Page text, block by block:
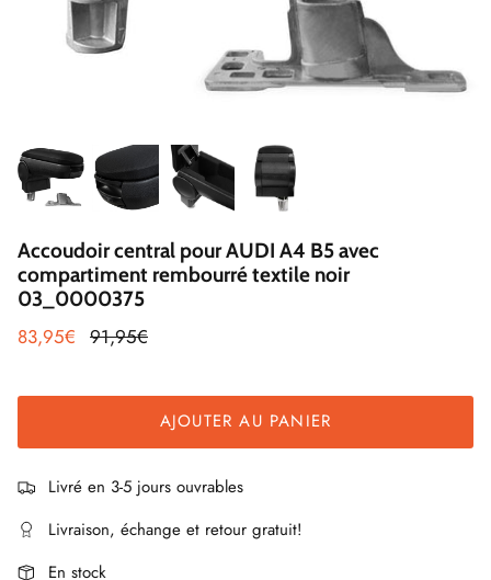
Accoudoir central pour AUDI A4 B5 avec
compartiment rembourré textile noir
03_0000375
83,95€ 91,95€
AJOUTER AU PANIER
Livré en 3-5 jours ouvrables
Livraison, échange et retour gratuit!
En stock